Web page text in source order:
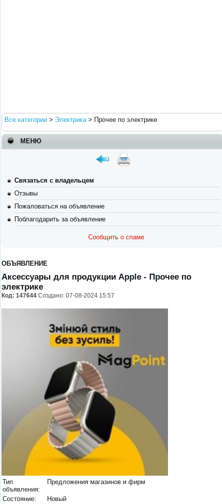
Все категории > Электрика> Прочее по электрике
МЕНЮ
Связаться с владельцем
Отзывы
Пожаловаться на объявление
Поблагодарить за объявление
Сообщить о спаме
ОБЪЯВЛЕНИЕ
Аксессуары для продукции Apple - Прочее по
электрике
Код: 147644 Создано: 07-08-2024 15:57
Тип
объявления:
Предложения магазинов и фирм
Состояние:
Новый